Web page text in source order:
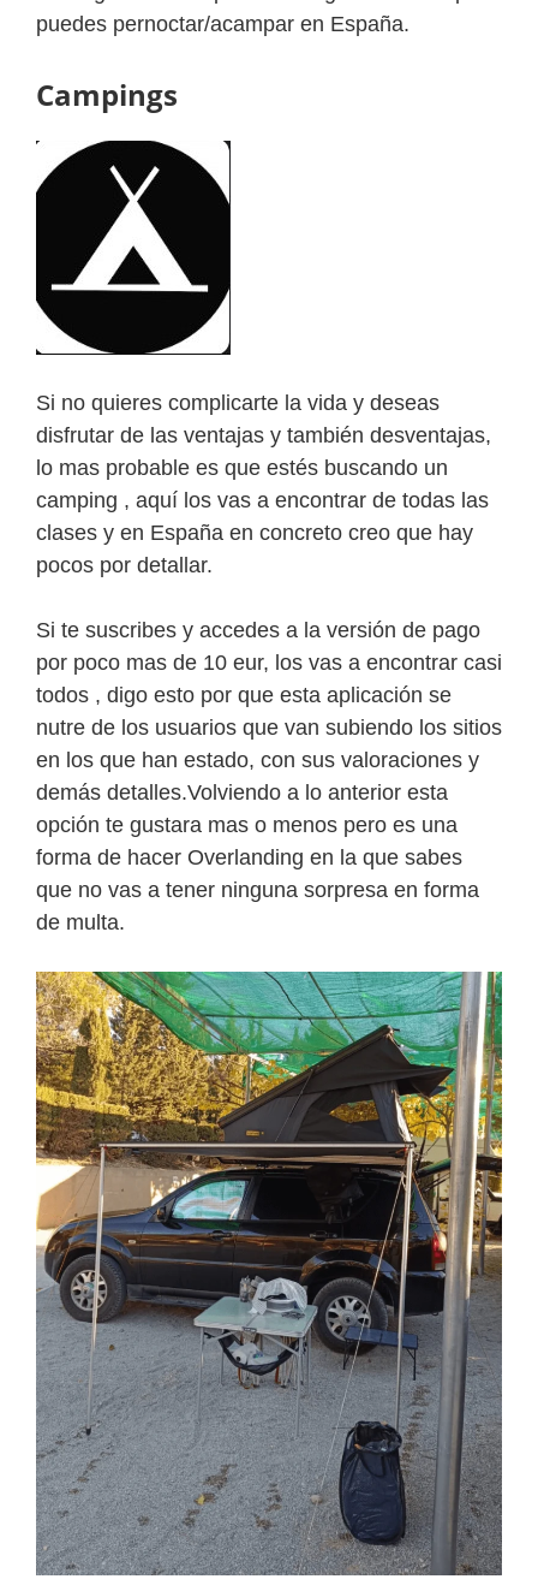
puedes pernoctar/acampar en España.
Campings
Si no quieres complicarte la vida y deseas
disfrutar de las ventajas y también desventajas,
lo mas probable es que estés buscando un
camping , aquí los vas a encontrar de todas las
clases y en España en concreto creo que hay
pocos por detallar.
Si te suscribes y accedes a la versión de pago
por poco mas de 10 eur, los vas a encontrar casi
todos , digo esto por que esta aplicación se
nutre de los usuarios que van subiendo los sitios
en los que han estado, con sus valoraciones y
demás detalles.Volviendo a lo anterior esta
opción te gustara mas o menos pero es una
forma de hacer Overlanding en la que sabes
que no vas a tener ninguna sorpresa en forma
de multa.